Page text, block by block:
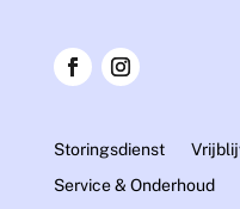
Storingsdienst
Service & Onderhoud